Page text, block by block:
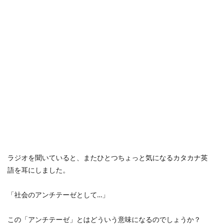
ラジオを聞いていると、またひとつちょっと気になるカタカナ英
語を耳にしました。
「社会のアンチテーゼとして…」
この「アンチテーゼ」とはどういう意味になるのでしょうか？